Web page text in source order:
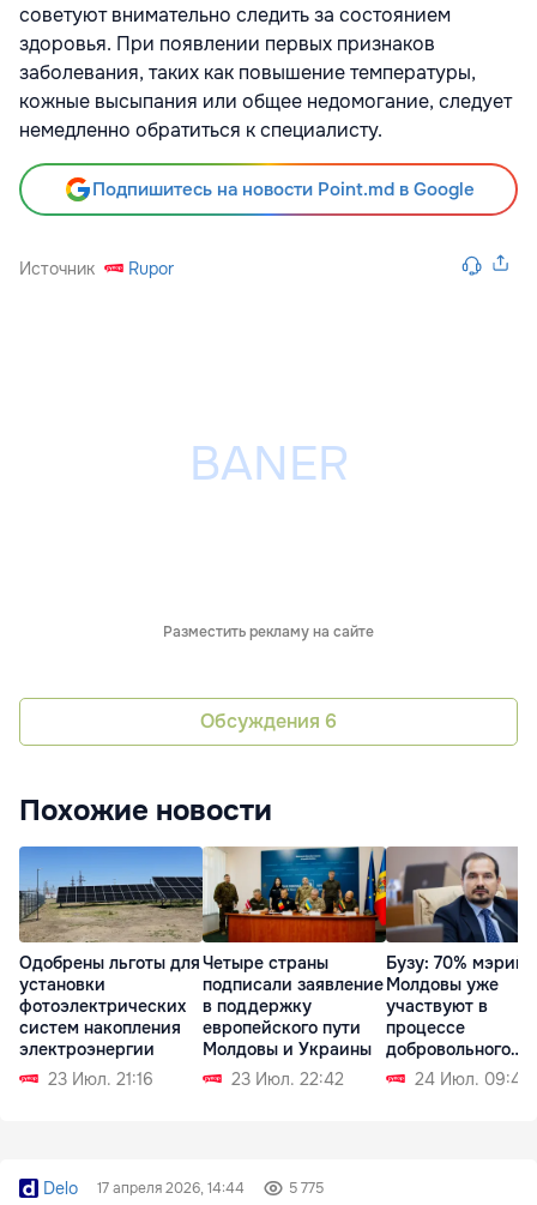
советуют внимательно следить за состоянием
здоровья. При появлении первых признаков
заболевания, таких как повышение температуры,
кожные высыпания или общее недомогание, следует
немедленно обратиться к специалисту.
Подпишитесь на новости Point.md в Google
Источник Rupor
Разместить рекламу на сайте
Обсуждения 6
Похожие новости
Одобрены льготы для
установки
фотоэлектрических
систем накопления
электроэнергии
23 Июл. 21:16
Четыре страны
подписали заявление
в поддержку
европейского пути
Молдовы и Украины
23 Июл. 22:42
Бузу: 70% мэрий
Молдовы уже
участвуют в
процессе
добровольного
объединения
24 Июл. 09:43
Delo 17 апреля 2026, 14:44 5 775